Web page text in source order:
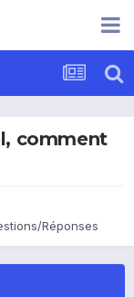
comment
Réponses